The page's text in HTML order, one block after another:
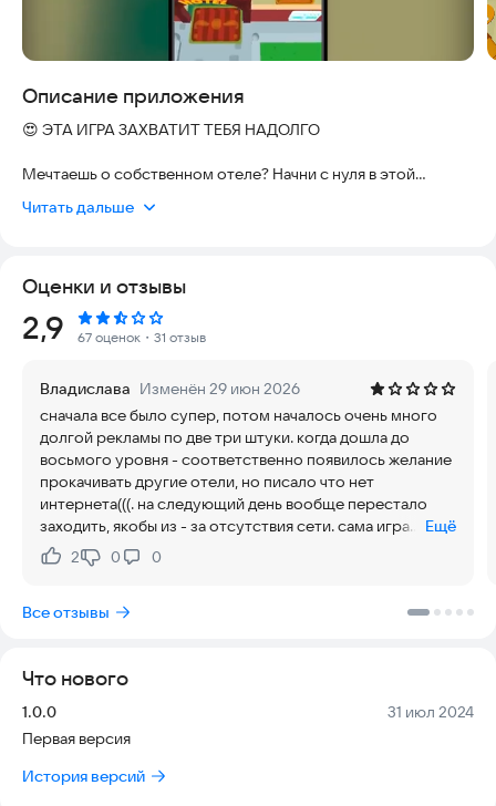
Описание приложения
😍 ЭТА ИГРА ЗАХВАТИТ ТЕБЯ НАДОЛГО
Мечтаешь о собственном отеле? Начни с нуля в этой
построить империю отелей и продемонстрировать все
недвижимость, а также работай до последней капли пота,
захватывающем и увлекательном казуальном симуляторе.
🧳 Стань лидером: Начни игру как простой посыльный,
который в одиночку убирает комнаты, приветствует гостей
на стойке регистрации, собирает платежи и чаевые и
приносит в ванную комнату туалетную бумагу. По мере
увеличения твоего банковского счета улучшай номера и
оборудование, а также нанимай новых сотрудников, чтобы
удовлетворить растущий спрос в отеле. Пока гости спят
спокойно, у решительного гостиничного магната нет
которых предлагает десятки различных уникальных
улучшений для достижения пятизвездочного совершенства.
лесного спокойствия. Продемонстрируй свои умения
управляющего в каждом отеле, получай повышения и новую,
Читать дальше
Оценки и отзывы
Рейтинг:
2,9 67 оценок ・31 отзыв
Владислава Изменён 29 июн 2026
сначала все было супер, потом началось очень много
долгой рекламы по две три штуки. когда дошла до
восьмого уровня - соответственно появилось желание
прокачивать другие отели, но писало что нет
интернета(((. на следующий день вообще перестало
заходить, якобы из - за отсутствия сети. сама игра
довольно интересная, завлекающая, но хотелось бы
избавиться от вышеуказанных багов🙏
Ещё
Нравится:
2Не нравится:
0 0
Все отзывы
Что нового
Версия:
1.0.0 Дата:
31 июл 2024
Первая версия
История версий